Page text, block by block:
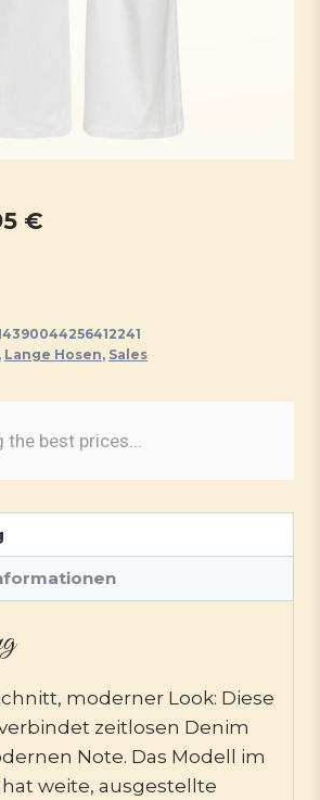
€
€
63,95 €.
, Lange Hosen, Sales
moderner Look: Diese
zeitlosen Denim
Note. Das Modell im
weite, ausgestellte